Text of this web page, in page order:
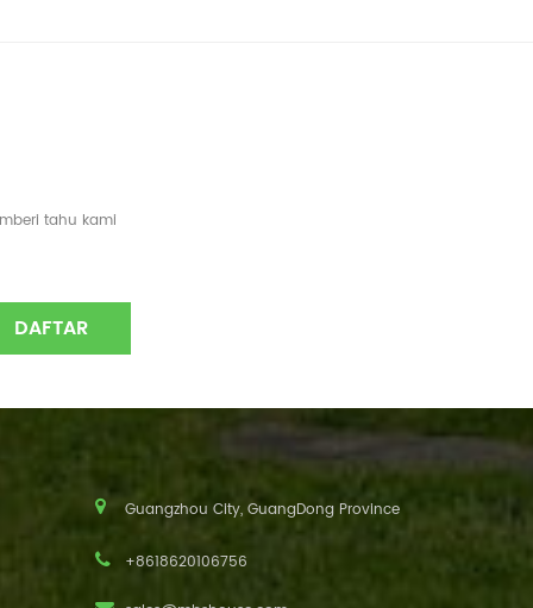
tahu kami
Guangzhou City, GuangDong Province
+8618620106756